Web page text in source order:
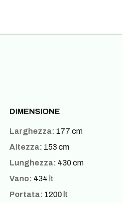
DIMENSIONE
Larghezza: 177 cm
Altezza: 153 cm
Lunghezza: 430 cm
Vano: 434 lt
Portata: 1200 lt